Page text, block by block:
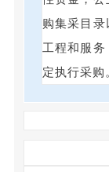
购集采目录
工程和服
定执行采购。